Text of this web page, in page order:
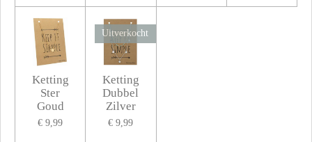
Ketting
Ster
Goud
€ 9,99
Uitverkocht
Ketting
Dubbel
Zilver
€ 9,99